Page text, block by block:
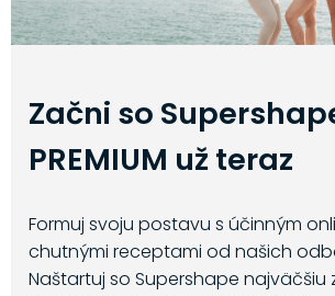
Začni so
PREMIUM už teraz
Formuj svoju postavu s účinným
chutnými receptami od našich
Naštartuj so Supershape najväčšiu